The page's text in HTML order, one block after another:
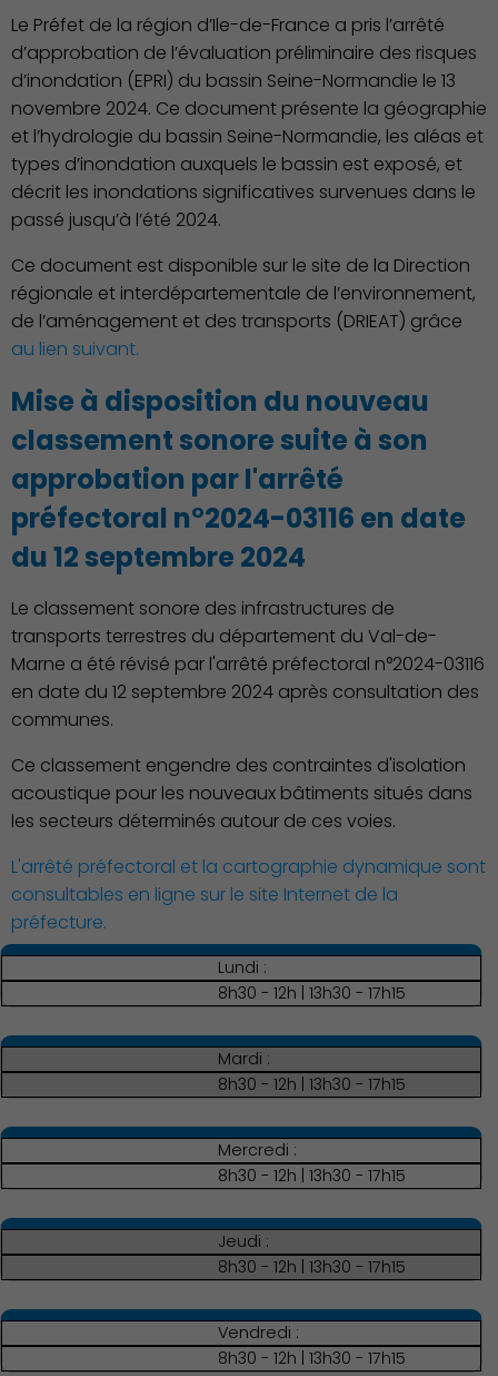
Environnement cadre de
vie
Culture
Économie Commerce
Emploi
Associations et Sports
Le Préfet de la région d’Ile-de-France a pris l’arrêté
d’approbation de l’évaluation préliminaire des risques
d’inondation (EPRI) du bassin Seine-Normandie le 13
novembre 2024. Ce document présente la géographie
et l’hydrologie du bassin Seine-Normandie, les aléas et
types d’inondation auxquels le bassin est exposé, et
décrit les inondations significatives survenues dans le
passé jusqu’à l’été 2024.
Ce document est disponible sur le site de la Direction
régionale et interdépartementale de l’environnement,
de l’aménagement et des transports (DRIEAT) grâce
au lien suivant.
Mise à disposition du nouveau
classement sonore suite à son
approbation par l'arrêté
préfectoral n°2024-03116 en date
du 12 septembre 2024
Le classement sonore des infrastructures de
transports terrestres du département du Val-de-
Marne a été révisé par l'arrêté préfectoral n°2024-03116
en date du 12 septembre 2024 après consultation des
communes.
Ce classement engendre des contraintes d'isolation
acoustique pour les nouveaux bâtiments situés dans
les secteurs déterminés autour de ces voies.
L'arrêté préfectoral et la cartographie dynamique sont
consultables en ligne sur le site Internet de la
préfecture.
Lundi :
8h30 - 12h | 13h30 - 17h15
Mardi :
8h30 - 12h | 13h30 - 17h15
Mercredi :
8h30 - 12h | 13h30 - 17h15
Jeudi :
8h30 - 12h | 13h30 - 17h15
Vendredi :
8h30 - 12h | 13h30 - 17h15